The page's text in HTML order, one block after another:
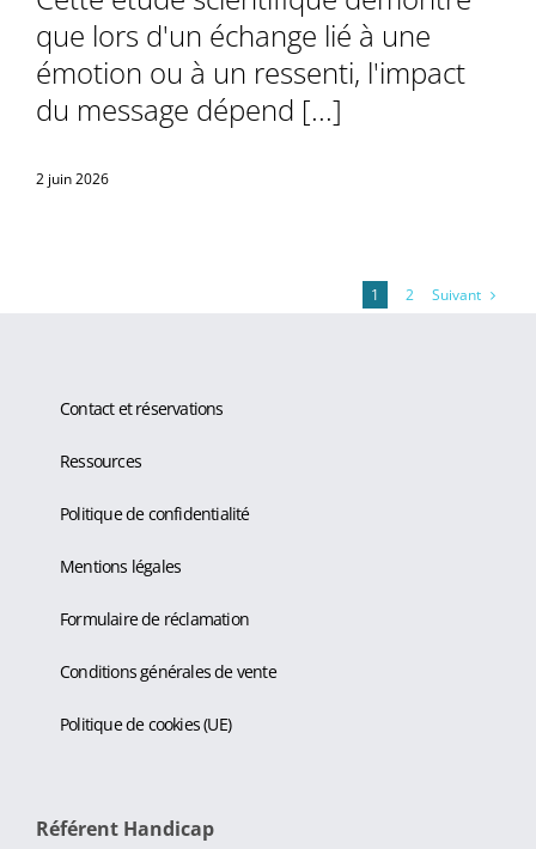
que lors d'un échange lié à une
émotion ou à un ressenti, l'impact
du message dépend [...]
2 juin 2026
1 2 Suivant
Contact et réservations
Ressources
Politique de confidentialité
Mentions légales
Formulaire de réclamation
Conditions générales de vente
Politique de cookies (UE)
Référent Handicap